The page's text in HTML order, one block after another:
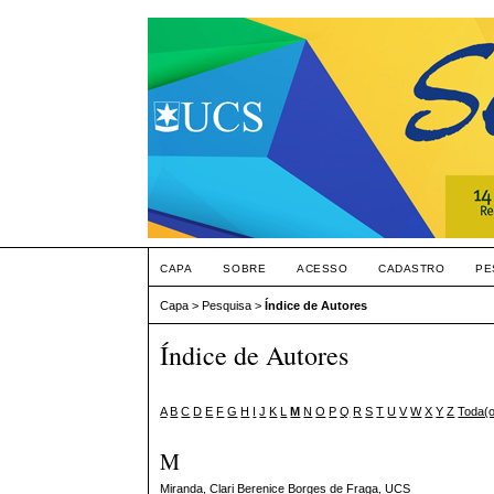
CAPA SOBRE ACESSO CADASTRO
Capa >Pesquisa >Índice de Autores
Índice de Autores
A B C D E F G H I J K L M N O P Q R S T U V W X Y Z
M
Miranda, Clari Berenice Borges de Fraga , UCS